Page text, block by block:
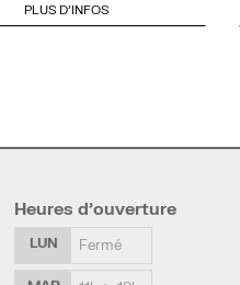
PLUS D'INFOS
Heures d’ouverture
LUN Fermé